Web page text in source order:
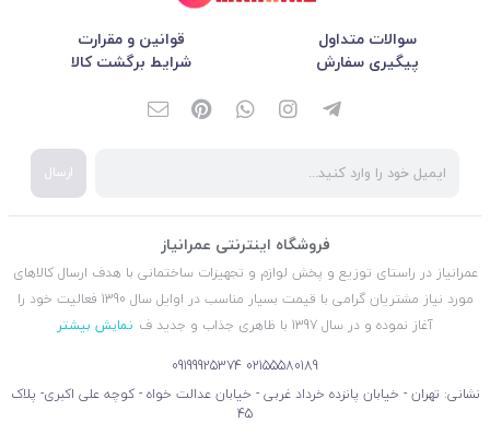
سوالات متداول
قوانین و مقرارت
پیگیری سفارش
شرایط برگشت کالا
ارسال
فروشگاه اینترنتی عمرانیاز
عمرانیاز در راستای توزیع و پخش لوازم و تجهیزات ساختمانی با هدف ارسال کالاهای
مورد نیاز مشتریان گرامی با قیمت بسیار مناسب در اوایل سال 1390 فعالیت خود را
آغاز نموده و در سال 1397 با ظاهری جذاب و جدید ف
نمایش بیشتر
02155580189
09199925374
نشانی: تهران - خیابان پانزده خرداد غربی - خیابان عدالت خواه - کوچه علی اکبری- پلاک
45